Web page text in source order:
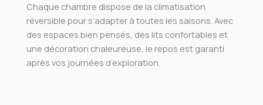
Chaque chambre dispose de la climatisation
réversible pour s’adapter à toutes les saisons. Avec
des espaces bien pensés, des lits confortables et
une décoration chaleureuse, le repos est garanti
après vos journées d’exploration.